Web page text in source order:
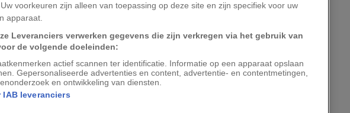
park Makgadikgadi.
voorkeuren zijn alleen van toepassing op deze site en zijn specifiek voor uw
apparaat.
Leveranciers verwerken gegevens die zijn verkregen via het gebruik van
de volgende doeleinden:
actief scannen ter identificatie. Informatie op een apparaat opslaan
Gepersonaliseerde advertenties en content, advertentie- en contentmetingen,
en ontwikkeling van diensten.
IAB leveranciers